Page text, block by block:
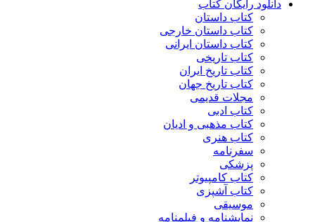
دانلود رایگان کتاب
کتاب داستان
کتاب داستان خارجی
کتاب داستان ایرانی
کتاب تاریخی
کتاب تاریخ ایران
کتاب تاریخ جهان
مجلات قدیمی
کتاب ادبی
کتاب مذهبی و ادیان
کتاب هنری
سفرنامه
پزشکی
کتاب کامپیوتر
کتاب آشپزی
موسیقی
نمایشنامه و فیلمنامه